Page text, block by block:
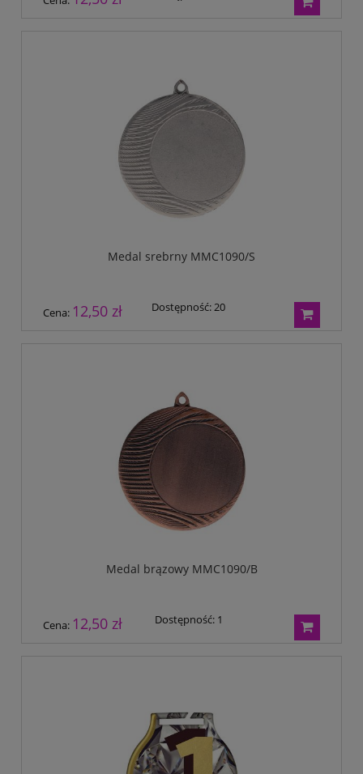
Medal srebrny MMC1090/S
Cena: 12,50 zł Dostępność:20
Medal brązowy MMC1090/B
Cena: 12,50 zł Dostępność: 1